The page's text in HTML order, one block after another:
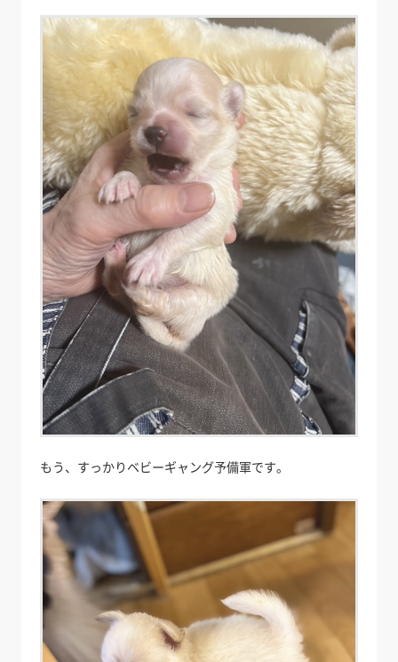
もう、すっかりベビーギャング予備軍です。